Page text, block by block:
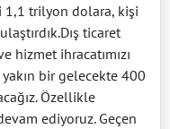
trilyon dolara, kişi
ticaret
hizmet ihracatımızı
bir gelecekte 400
Özellikle
ediyoruz. Geçen